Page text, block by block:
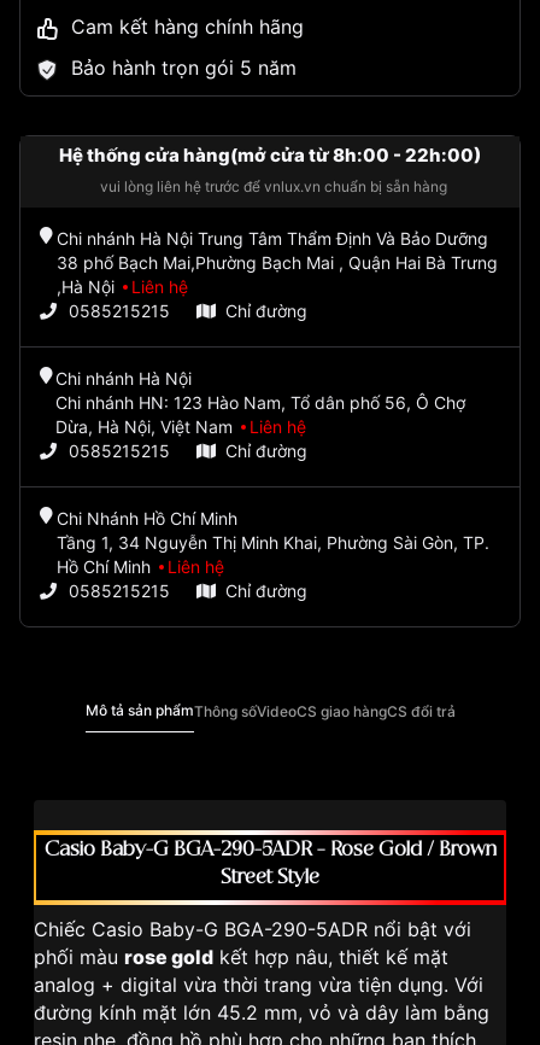
Cam kết hàng chính hãng
Bảo hành trọn gói 5 năm
Hệ thống cửa hàng(mở cửa từ 8h:00 - 22h:00)
vui lòng liên hệ trước để vnlux.vn chuẩn bị sẵn hàng
Chi nhánh Hà Nội Trung Tâm Thẩm Định Và Bảo Dưỡng
38 phố Bạch Mai,Phường Bạch Mai , Quận Hai Bà Trưng
,Hà Nội
Liên hệ
0585215215
Chỉ đường
Chi nhánh Hà Nội
Chi nhánh HN: 123 Hào Nam, Tổ dân phố 56, Ô Chợ
Dừa, Hà Nội, Việt Nam
Liên hệ
0585215215
Chỉ đường
Chi Nhánh Hồ Chí Minh
Tầng 1, 34 Nguyễn Thị Minh Khai, Phường Sài Gòn, TP.
Hồ Chí Minh
Liên hệ
0585215215
Chỉ đường
Mô tả sản phẩmThông sốVideoCS giao hàngCS đổi trả
Casio Baby-G BGA-290-5ADR – Rose Gold / Brown
Street Style
Chiếc Casio Baby-G BGA-290-5ADR nổi bật với
phối màu rose gold kết hợp nâu, thiết kế mặt
analog + digital vừa thời trang vừa tiện dụng. Với
đường kính mặt lớn 45.2 mm, vỏ và dây làm bằng